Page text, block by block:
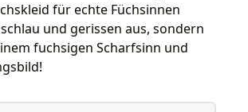
für echte Füchsinnen
und gerissen aus, sondern
fuchsigen Scharfsinn und